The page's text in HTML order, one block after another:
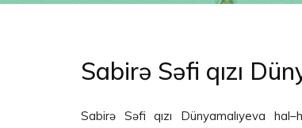
Sabirə Səfi qızı
Sabirə Səfi qızı Dünyamalıyeva